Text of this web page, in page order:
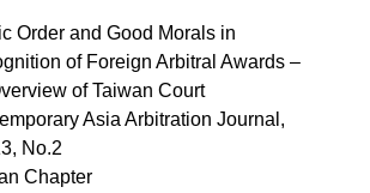
Order and Good Morals in
of Foreign Arbitral Awards –
of Taiwan Court
Asia Arbitration Journal,
No.2
Chapter